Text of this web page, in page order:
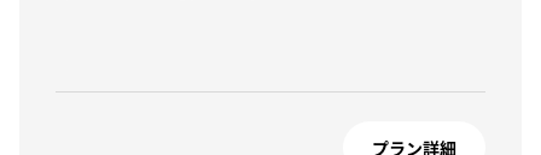
プラン詳細